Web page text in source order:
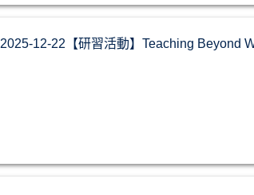
2025-12-22【研習活動】Teaching Beyond